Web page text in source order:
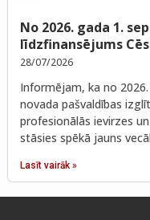
No 2026. gada 1.
līdzfinansējums
28/07/2026
Informējam, ka no
novada pašvaldības
profesionālās ievirzes
stāsies spēkā jauns
Lasīt vairāk »